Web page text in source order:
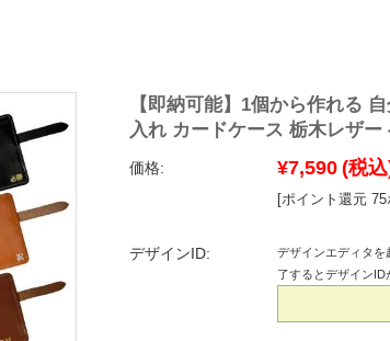
【即納可能】1個から作れる
入れ カードケース 栃木レザー
価格: ¥7,590 (税
[ポイント還元
デザインID:
デザインエディタを
了するとデザインID